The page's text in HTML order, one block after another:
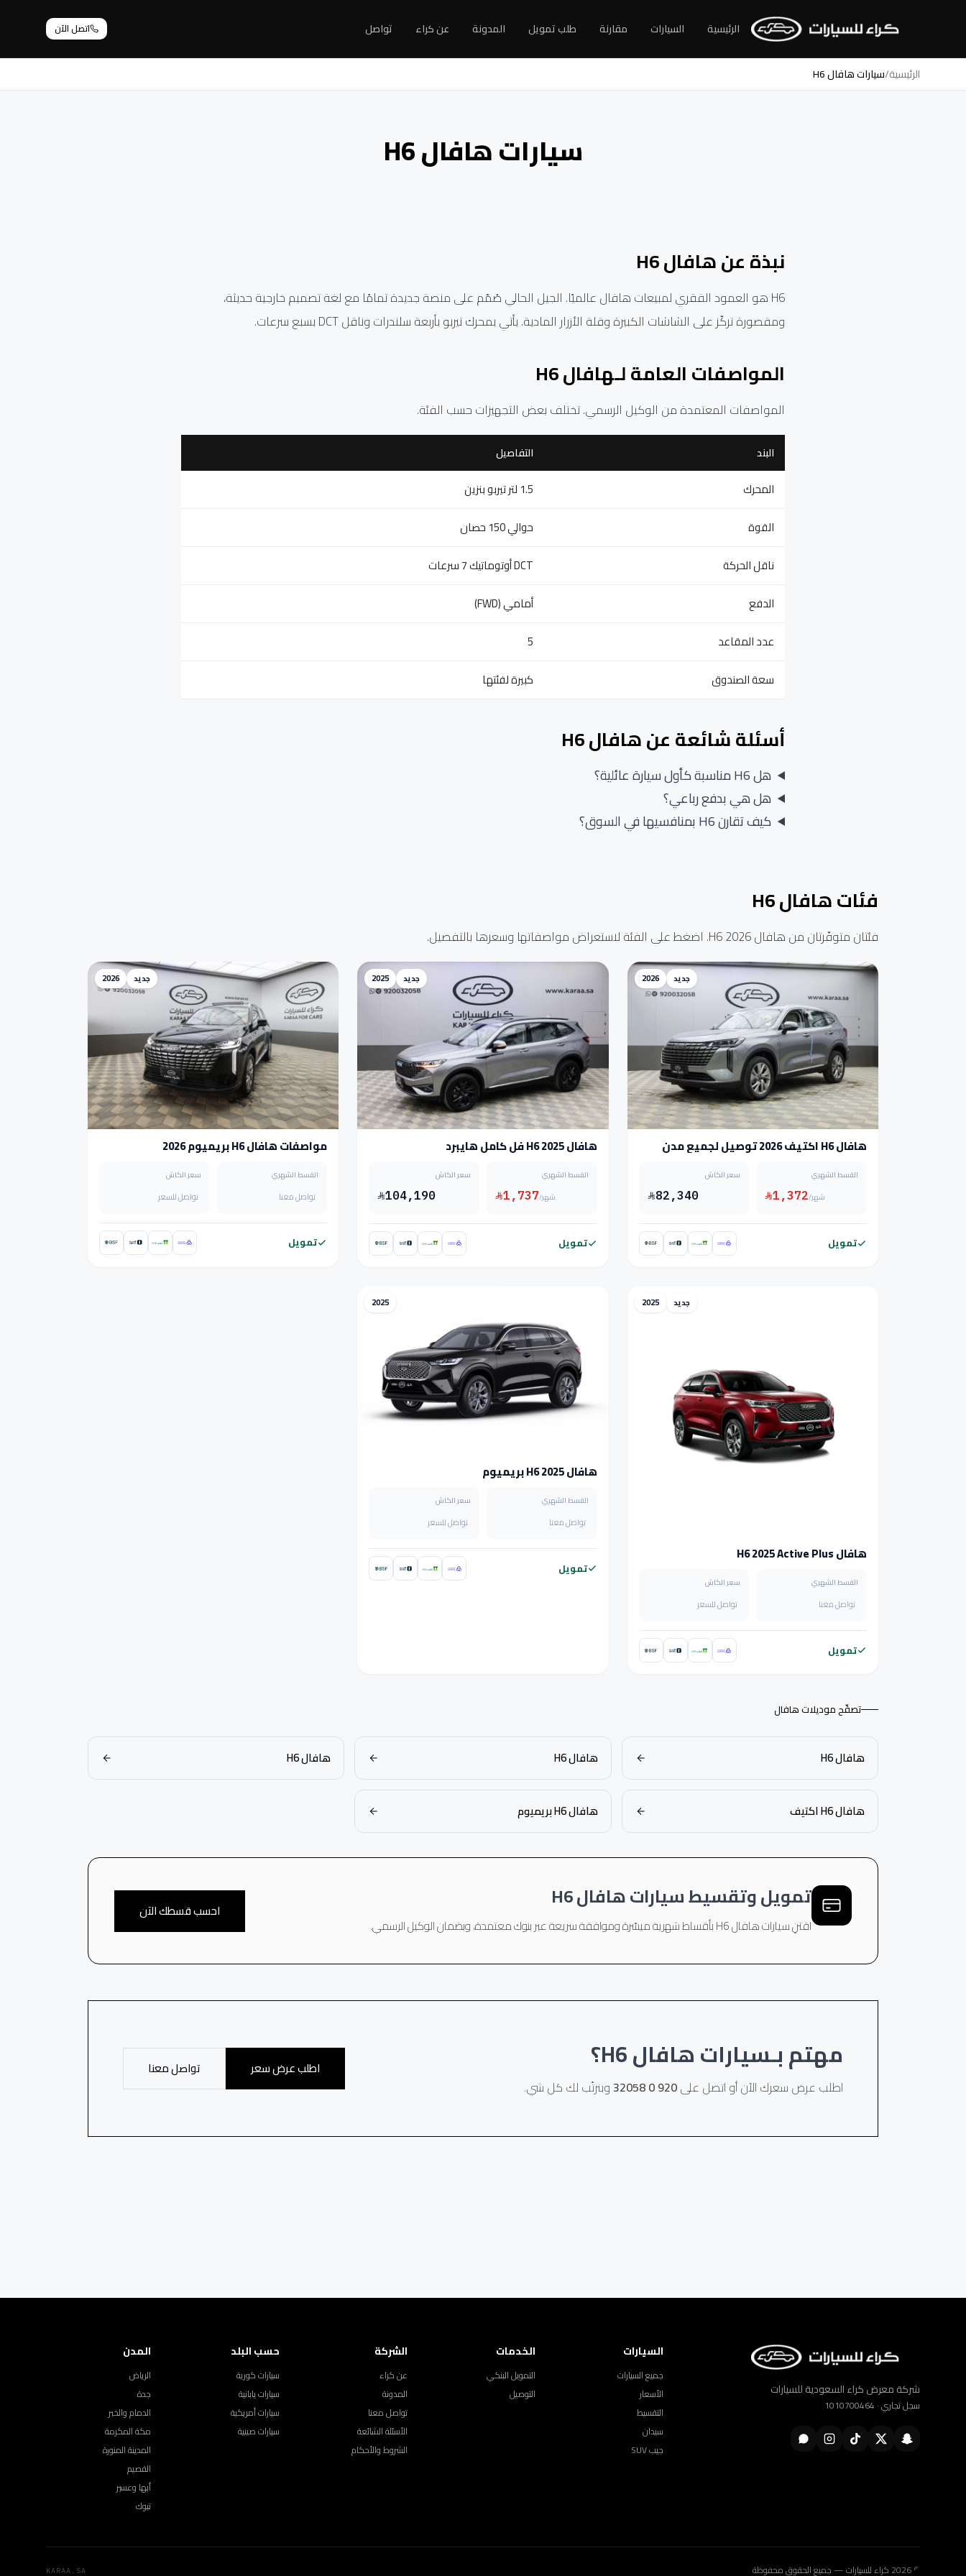
الرئيسية السيارات مقارنة طلب تمويل المدونة عن كراء تواصل اتصل الآن
الرئيسية/سيارات هافال H6
سيارات هافال H6
نبذة عن هافال H6
H6 هو العمود الفقري لمبيعات هافال عالميًا. الجيل الحالي صُمّم على منصة جديدة تمامًا مع لغة تصميم خارجية حديثة،
ومقصورة تركّز على الشاشات الكبيرة وقلة الأزرار المادية. يأتي بمحرك تيربو بأربعة سلندرات وناقل DCT بسبع سرعات.
المواصفات العامة لـهافال H6
المواصفات المعتمدة من الوكيل الرسمي. تختلف بعض التجهيزات حسب الفئة.
البند التفاصيل
المحرك
1.5 لتر تيربو بنزين
القوة
حوالي 150 حصان
ناقل الحركة
DCT أوتوماتيك 7 سرعات
الدفع
أمامي (FWD)
عدد المقاعد
5
سعة الصندوق
كبيرة لفئتها
أسئلة شائعة عن هافال H6
هل H6 مناسبة كأول سيارة عائلية؟
هل هي بدفع رباعي؟
كيف تقارن H6 بمنافسيها في السوق؟
فئات هافال H6
فئتان متوفّرتان من هافال H6 2026. اضغط على الفئة لاستعراض مواصفاتها وسعرها بالتفصيل.
جديد 2026
هافال H6 اكتيف 2026 توصيل لجميع مدن
القسط الشهري
1,372 /شهر
سعر الكاش
82,340
تمويل
جديد 2025
هافال H6 2025 فل كامل هايبرد
القسط الشهري
1,737 /شهر
سعر الكاش
104,190
تمويل
جديد 2026
مواصفات هافال H6 بريميوم 2026
القسط الشهري
تواصل معنا
سعر الكاش
تواصل للسعر
تمويل
جديد 2025
هافال H6 2025 Active Plus
القسط الشهري
تواصل معنا
سعر الكاش
تواصل للسعر
تمويل
2025
هافال H6 2025 بريميوم
القسط الشهري
تواصل معنا
سعر الكاش
تواصل للسعر
تمويل
تصفّح موديلات هافال
هافال H6 هافال H6 هافال H6
هافال H6 اكتيف هافال H6 بريميوم
تمويل وتقسيط سيارات هافال H6
اقتنِ سيارات هافال H6 بأقساط شهرية ميسّرة وموافقة سريعة عبر بنوك معتمدة، وبضمان الوكيل الرسمي.
احسب قسطك الآن
مهتم بـسيارات هافال H6؟
اطلب عرض سعرك الآن أو اتصل على920 0 32058 وبنرتّب لك كل شي.
اطلب عرض سعر تواصل معنا
شركة معرض كراء السعودية للسيارات
سجل تجاري · 1010700464
السيارات
جميع السيارات
الأسعار
التقسيط
سيدان
جيب SUV
الخدمات
التمويل البنكي
التوصيل
الشركة
عن كراء
المدونة
تواصل معنا
الأسئلة الشائعة
الشروط والأحكام
حسب البلد
سيارات كورية
سيارات يابانية
سيارات أمريكية
سيارات صينية
المدن
الرياض
جدة
الدمام والخبر
مكة المكرمة
المدينة المنورة
القصيم
أبها وعسير
تبوك
© 2026 كراء للسيارات — جميع الحقوق محفوظة KARAA.SA